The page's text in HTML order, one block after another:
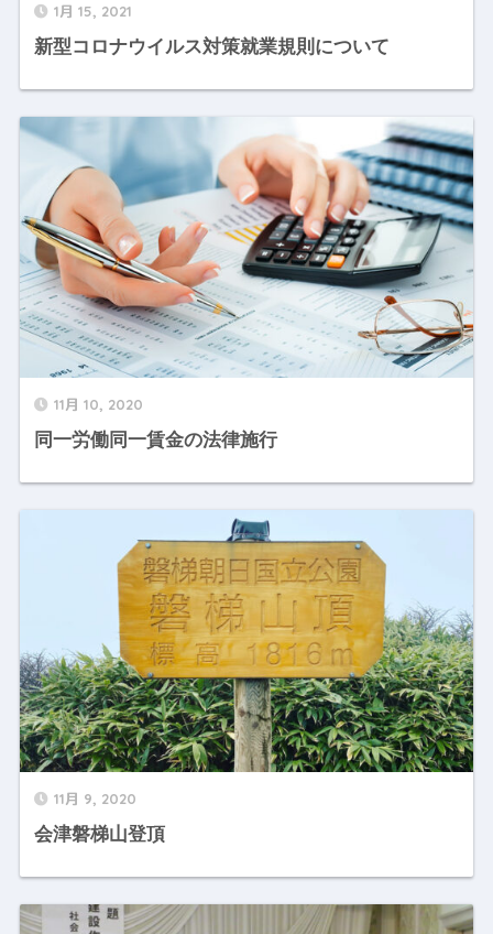
1月 15, 2021
新型コロナウイルス対策就業規則について
11月 10, 2020
同一労働同一賃金の法律施行
11月 9, 2020
会津磐梯山登頂